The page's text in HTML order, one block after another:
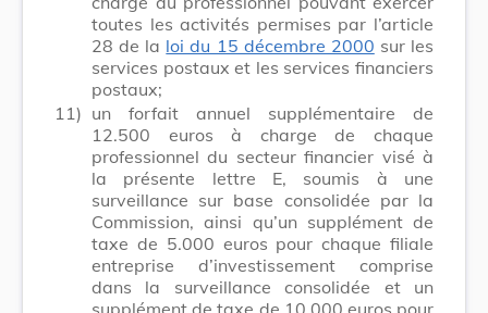
toutes les activités permises par l’article
28 de la loi du 15 décembre 2000 sur les
services postaux et les services financiers
postaux;
11) un forfait annuel supplémentaire de
12.500 euros à charge de chaque
professionnel du secteur financier visé à
la présente lettre E, soumis à une
surveillance sur base consolidée par la
Commission, ainsi qu’un supplément de
taxe de 5.000 euros pour chaque filiale
entreprise d’investissement comprise
dans la surveillance consolidée et un
supplément de taxe de 10.000 euros pour